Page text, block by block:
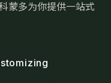
蒙多为你提供一站式